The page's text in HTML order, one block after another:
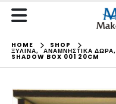
HOME SHOP
ΞΥΛΙΝΑ, ΑΝΑΜΝΗΣΤΙΚΑ ΔΩΡΑ,
SHADOW BOX 001 20CM